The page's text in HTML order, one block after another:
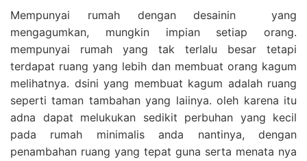
Mempunyai rumah dengan desainin yang
mengagumkan, mungkin impian setiap orang.
mempunyai rumah yang tak terlalu besar tetapi
terdapat ruang yang lebih dan membuat orang kagum
melihatnya. dsini yang membuat kagum adalah ruang
seperti taman tambahan yang laiinya. oleh karena itu
adna dapat melukukan sedikit perbuhan yang kecil
pada rumah minimalis anda nantinya, dengan
penambahan ruang yang tepat guna serta menata nya